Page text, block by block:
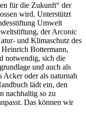
für die Zukunft“ der
wird. Unterstützt
Umwelt
der Arconic
und Klimaschutz des
Bottermann,
notwendig, sich die
und auch als
Acker oder als naturnah
lädt ein, den
nachhaltig so zu
Das können wir